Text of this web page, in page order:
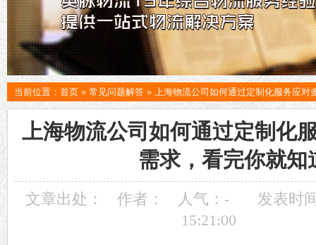
当前位置： 首页 » 常见问题解答 » 上海物流公司如何通过定制化服务应对
上海物流公司如何通过定制化
需求，看完你就知
文章出处： 作者： 人气： -
发表时
15:21:00